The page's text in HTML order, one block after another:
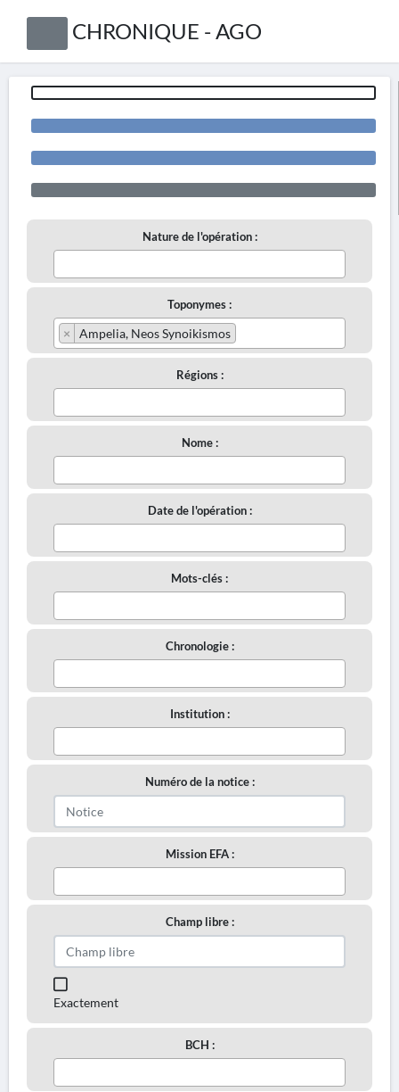
CHRONIQUE - AGO
Nature de l'opération :
Toponymes :
× Ampelia, Neos Synoikismos
Régions :
Nome :
Date de l'opération :
Mots-clés :
Chronologie :
Institution :
Numéro de la notice :
Mission EFA :
Champ libre :
Exactement
BCH :